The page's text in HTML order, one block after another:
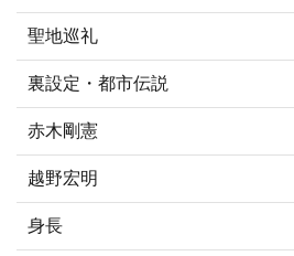
聖地巡礼
裏設定・都市伝説
赤木剛憲
越野宏明
身長